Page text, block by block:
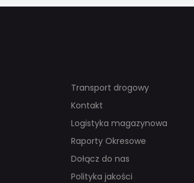
Transport drogowy
Kontakt
Logistyka magazynowa
Raporty Okresowe
Dołącz do nas
Polityka jakości